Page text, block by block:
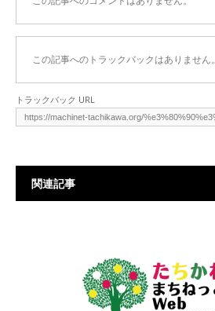
この記事へのトラックバックはありません。
トラックバック URL
関連記事